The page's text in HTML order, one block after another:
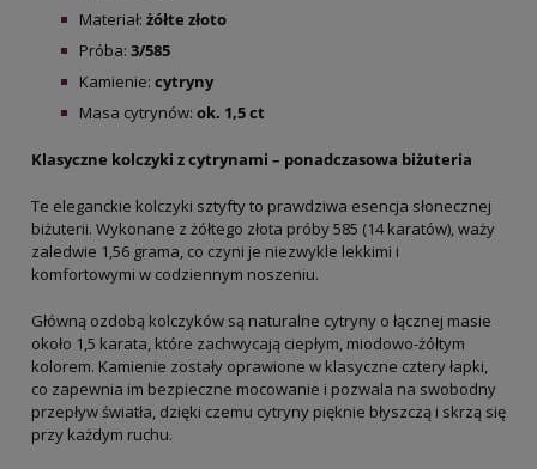
Materiał: żółte złoto
Próba: 3/585
Kamienie: cytryny
Masa cytrynów: ok. 1,5 ct
Klasyczne kolczyki z cytrynami – ponadczasowa biżuteria
Te eleganckie kolczyki sztyfty to prawdziwa esencja słonecznej
biżuterii. Wykonane z żółtego złota próby 585 (14 karatów), waży
zaledwie 1,56 grama, co czyni je niezwykle lekkimi i
komfortowymi w codziennym noszeniu.
Główną ozdobą kolczyków są naturalne cytryny o łącznej masie
około 1,5 karata, które zachwycają ciepłym, miodowo-żółtym
kolorem. Kamienie zostały oprawione w klasyczne cztery łapki,
co zapewnia im bezpieczne mocowanie i pozwala na swobodny
przepływ światła, dzięki czemu cytryny pięknie błyszczą i skrzą się
przy każdym ruchu.